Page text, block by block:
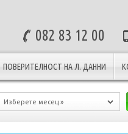
082 83 12 00
ПОВЕРИТЕЛНОСТ НА Л. ДАННИ